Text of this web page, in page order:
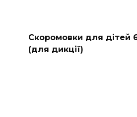
Скоромовки для дітей
(для дикції)